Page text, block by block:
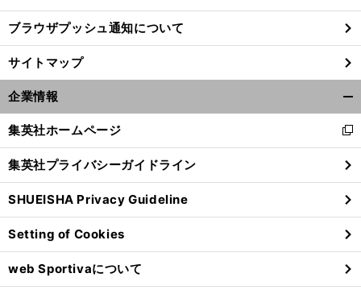
ブラウザプッシュ通知について
サイトマップ
企業情報
閉
る
集英社ホームページ
新
し
い
ウ
ィ
ン
ド
ウ
で
開
集英社プライバシーガイドライン
SHUEISHA Privacy Guideline
Setting of Cookies
web Sportivaについて